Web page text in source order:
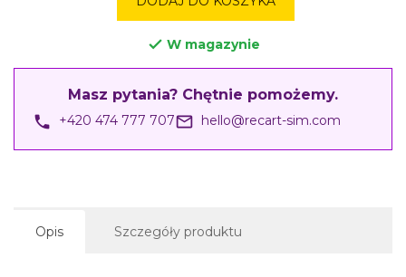
 W magazynie
Masz pytania? Chętnie pomożemy.
phone +420 474 777 707mail_outline hello@recart-sim.com
Opis Szczegóły produktu